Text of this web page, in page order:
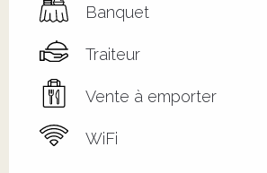
Banquet
Traiteur
Vente à emporter
WiFi